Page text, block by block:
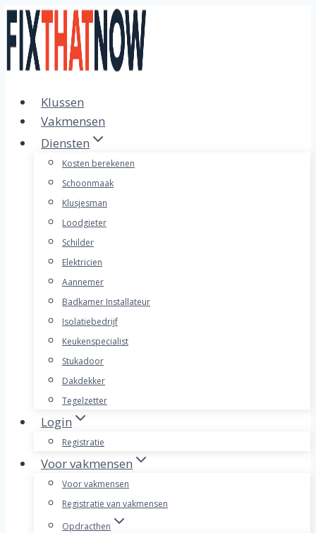
Doorgaan
naar
inhoud
Klussen
Vakmensen
Diensten
Kosten berekenen
Schoonmaak
Klusjesman
Loodgieter
Schilder
Elektricien
Aannemer
Badkamer Installateur
Isolatiebedrijf
Keukenspecialist
Stukadoor
Dakdekker
Tegelzetter
Login
Registratie
Voor vakmensen
Voor vakmensen
Registratie van vakmensen
Opdracthen